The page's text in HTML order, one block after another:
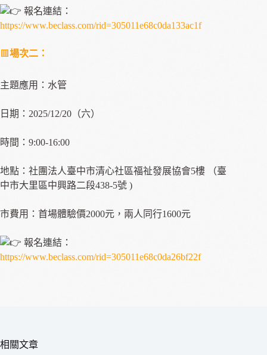
報名連結：
https://www.beclass.com/rid=305011e68c0da133ac1f
🟥場次二：
主題應用：水管
日期：2025/12/20（六）
時間：9:00-16:00
地點：社團法人臺中市清心社區福祉發展協會5樓 （臺
中市大里區中興路二段438-5號 )
市費用：首場體驗價2000元，兩人同行1600元
報名連結：
https://www.beclass.com/rid=305011e68c0da26bf22f
相關文章